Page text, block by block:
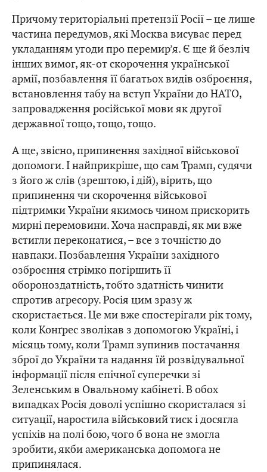
Причому територіальні претензії Росії – це лише
частина передумов, які Москва висуває перед
укладанням угоди про перемир’я. Є ще й безліч
інших вимог, як-от скорочення української
армії, позбавлення її багатьох видів озброєння,
встановлення табу на вступ України до НАТО,
запровадження російської мови як другої
державної тощо, тощо, тощо.
А ще, звісно, припинення західної військової
допомоги. І найприкріше, що сам Трамп, судячи
з його ж слів (зрештою, і дій), вірить, що
припинення чи скорочення військової
підтримки України якимось чином прискорить
мирні перемовини. Хоча насправді, як ми вже
встигли переконатися, – все з точністю до
навпаки. Позбавлення України західного
озброєння стрімко погіршить її
обороноздатність, тобто здатність чинити
спротив агресору. Росія цим зразу ж
скористається. Це ми вже спостерігали рік тому,
коли Конґрес зволікав з допомогою Україні, і
місяць тому, коли Трамп зупинив постачання
зброї до України та надання їй розвідувальної
інформації після епічної суперечки зі
Зеленським в Овальному кабінеті. В обох
випадках Росія доволі успішно скористалася зі
ситуації, наростила військовий тиск і досягла
успіхів на полі бою, чого б вона не змогла
зробити, якби американська допомога не
припинялася.